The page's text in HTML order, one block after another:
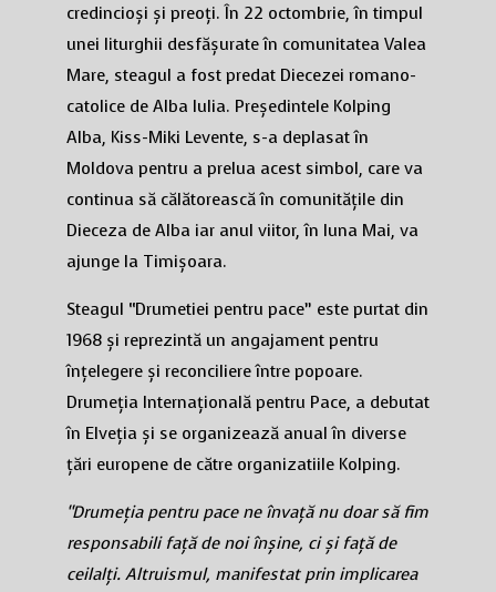
credincioși și preoți. În 22 octombrie, în timpul
unei liturghii desfășurate în comunitatea Valea
Mare, steagul a fost predat Diecezei romano-
catolice de Alba Iulia. Președintele Kolping
Alba, Kiss-Miki Levente, s-a deplasat în
Moldova pentru a prelua acest simbol, care va
continua să călătorească în comunitățile din
Dieceza de Alba iar anul viitor, în luna Mai, va
ajunge la Timișoara.
Steagul “Drumetiei pentru pace” este purtat din
1968 și reprezintă un angajament pentru
înțelegere și reconciliere între popoare.
Drumeția Internațională pentru Pace, a debutat
în Elveția și se organizează anual în diverse
țări europene de către organizatiile Kolping.
“Drumeția pentru pace ne învață nu doar să fim
responsabili față de noi înșine, ci și față de
ceilalți. Altruismul, manifestat prin implicarea